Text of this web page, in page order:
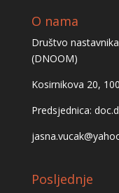
O nama
Društvo
(DNOOM)
Kosirnikova 20,
Predsjednica:
Posljednje